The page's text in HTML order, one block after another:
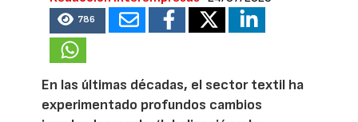
786
En las últimas décadas, el sector textil ha
experimentado profundos cambios